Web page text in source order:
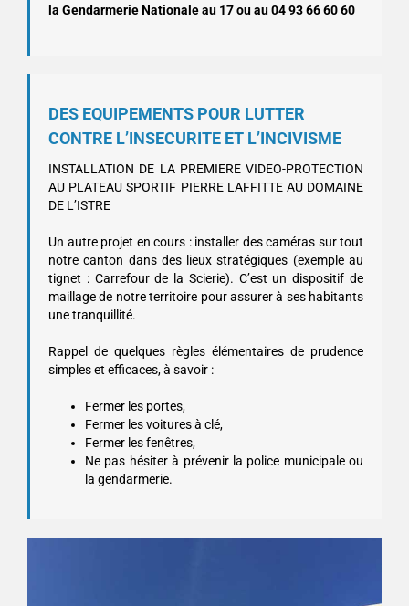
la Gendarmerie Nationale au 17 ou au 04 93 66 60 60
DES EQUIPEMENTS POUR LUTTER
CONTRE L’INSECURITE ET L’INCIVISME
INSTALLATION DE LA PREMIERE VIDEO-PROTECTION
AU PLATEAU SPORTIF PIERRE LAFFITTE AU DOMAINE
DE L’ISTRE
Un autre projet en cours : installer des caméras sur tout
notre canton dans des lieux stratégiques (exemple au
tignet : Carrefour de la Scierie). C’est un dispositif de
maillage de notre territoire pour assurer à ses habitants
une tranquillité.
Rappel de quelques règles élémentaires de prudence
simples et efficaces, à savoir :
Fermer les portes,
Fermer les voitures à clé,
Fermer les fenêtres,
Ne pas hésiter à prévenir la police municipale ou
la gendarmerie.